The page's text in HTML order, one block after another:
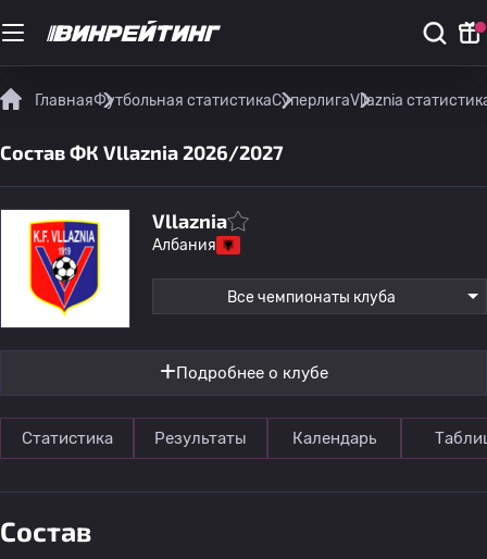
ГлавнаяФутбольная статистикаСуперлигаVllaznia
Состав ФК Vllaznia 2026/2027
Vllaznia
Албания
Все чемпионаты клуба
Подробнее о клубе
Статистика Результаты Календарь
Состав